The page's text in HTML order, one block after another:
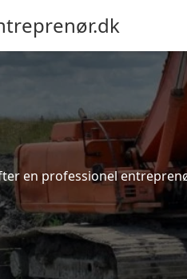
en professionel